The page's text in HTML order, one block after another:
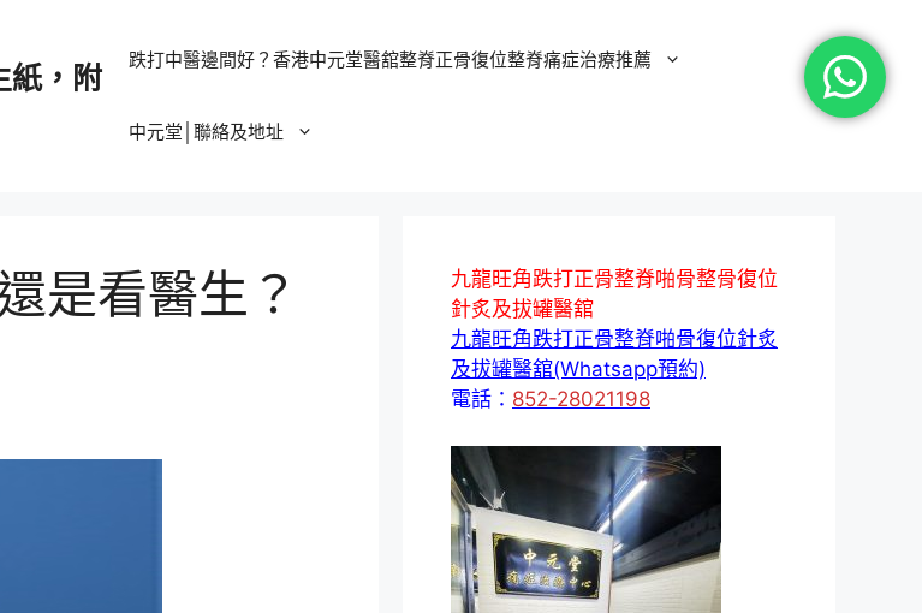
紙，附
跌打中醫邊間好？香港中元堂醫舘整脊正骨復位整脊痛症治療推薦
中元堂│聯絡及地址
是看醫生？
九龍旺角跌打正骨整脊啪骨整骨復位
針炙及拔罐醫舘
九龍旺角跌打正骨整脊啪骨復位針炙
及拔罐醫舘(Whatsapp預約)
電話： 852-28021198